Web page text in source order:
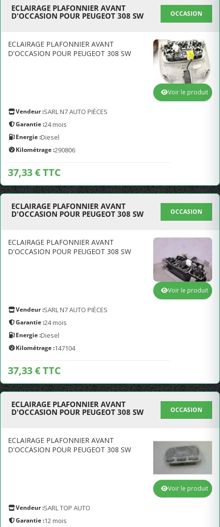
ECLAIRAGE PLAFONNIER AVANT
D'OCCASION POUR PEUGEOT 308 SW
OCCASION
ECLAIRAGE PLAFONNIER AVANT
D'OCCASION POUR PEUGEOT 308 SW
Vendeur :SARL N7 AUTO PIÈCES
Garantie :24 mois
Energie :Diesel
Kilométrage :290806
37,33 € TTC
Voir le produit
ECLAIRAGE PLAFONNIER AVANT
D'OCCASION POUR PEUGEOT 308 SW
OCCASION
ECLAIRAGE PLAFONNIER AVANT
D'OCCASION POUR PEUGEOT 308 SW
Vendeur :SARL N7 AUTO PIÈCES
Garantie :24 mois
Energie :Diesel
Kilométrage :147104
37,33 € TTC
Voir le produit
ECLAIRAGE PLAFONNIER AVANT
D'OCCASION POUR PEUGEOT 308 SW
OCCASION
ECLAIRAGE PLAFONNIER AVANT
D'OCCASION POUR PEUGEOT 308 SW
Vendeur :SARL TOP AUTO
Garantie :12 mois
Voir le produit